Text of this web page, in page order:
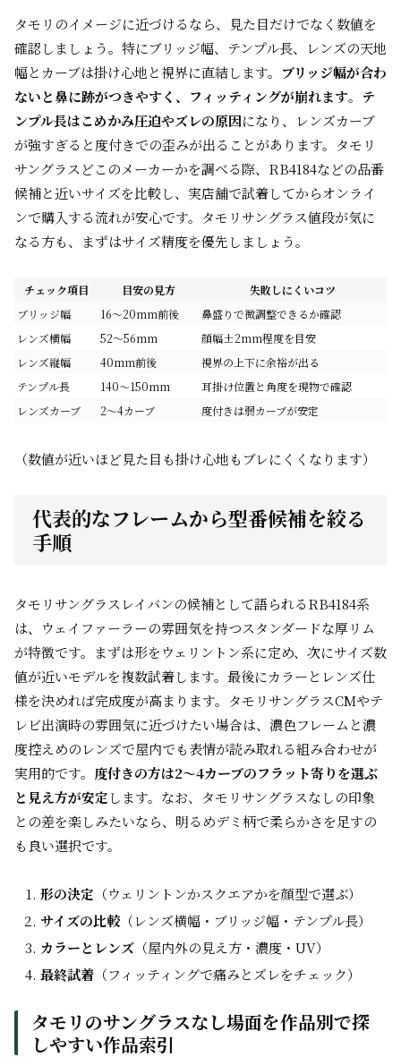
タモリのイメージに近づけるなら、見た目だけでなく数値を
確認しましょう。特にブリッジ幅、テンプル長、レンズの天地
幅とカーブは掛け心地と視界に直結します。 ブリッジ幅が合わ
ないと鼻に跡がつきやすく、フィッティングが崩れます。 テ
ンプル長はこめかみ圧迫やズレの原因になり、レンズカーブ
が強すぎると度付きでの歪みが出ることがあります。タモリ
サングラスどこのメーカーかを調べる際、RB4184などの品番
候補と近いサイズを比較し、実店舗で試着してからオンライ
ンで購入する流れが安心です。タモリサングラス値段が気に
なる方も、まずはサイズ精度を優先しましょう。
チェック項目 目安の見方
失敗しにくいコツ
ブリッジ幅
16〜20mm前後
鼻盛りで微調整できるか確認
レンズ横幅
52〜56mm
顔幅±2mm程度を目安
レンズ縦幅
40mm前後
視界の上下に余裕が出る
テンプル長
140〜150mm
耳掛け位置と角度を現物で確認
レンズカーブ
2〜4カーブ 度付きは弱カーブが安定
（数値が近いほど見た目も掛け心地もブレにくくなります）
代表的なフレームから型番候補を絞る
手順
タモリサングラスレイバンの候補として語られるRB4184系
は、ウェイファーラーの雰囲気を持つスタンダードな厚リム
が特徴です。まずは形をウェリントン系に定め、次にサイズ数
値が近いモデルを複数試着します。最後にカラーとレンズ仕
様を決めれば完成度が高まります。タモリサングラスCMやテ
レビ出演時の雰囲気に近づけたい場合は、濃色フレームと濃
度控えめのレンズで屋内でも表情が読み取れる組み合わせが
実用的です。 度付きの方は2〜4カーブのフラット寄りを選ぶ
と見え方が安定します。なお、タモリサングラスなしの印象
との差を楽しみたいなら、明るめデミ柄で柔らかさを足すの
も良い選択です。
形の決定 （ウェリントンかスクエアかを顔型で選ぶ）
サイズの比較 （レンズ横幅・ブリッジ幅・テンプル長）
カラーとレンズ （屋内外の見え方・濃度・UV）
最終試着 （フィッティングで痛みとズレをチェック）
タモリのサングラスなし場面を作品別で探
しやすい作品索引